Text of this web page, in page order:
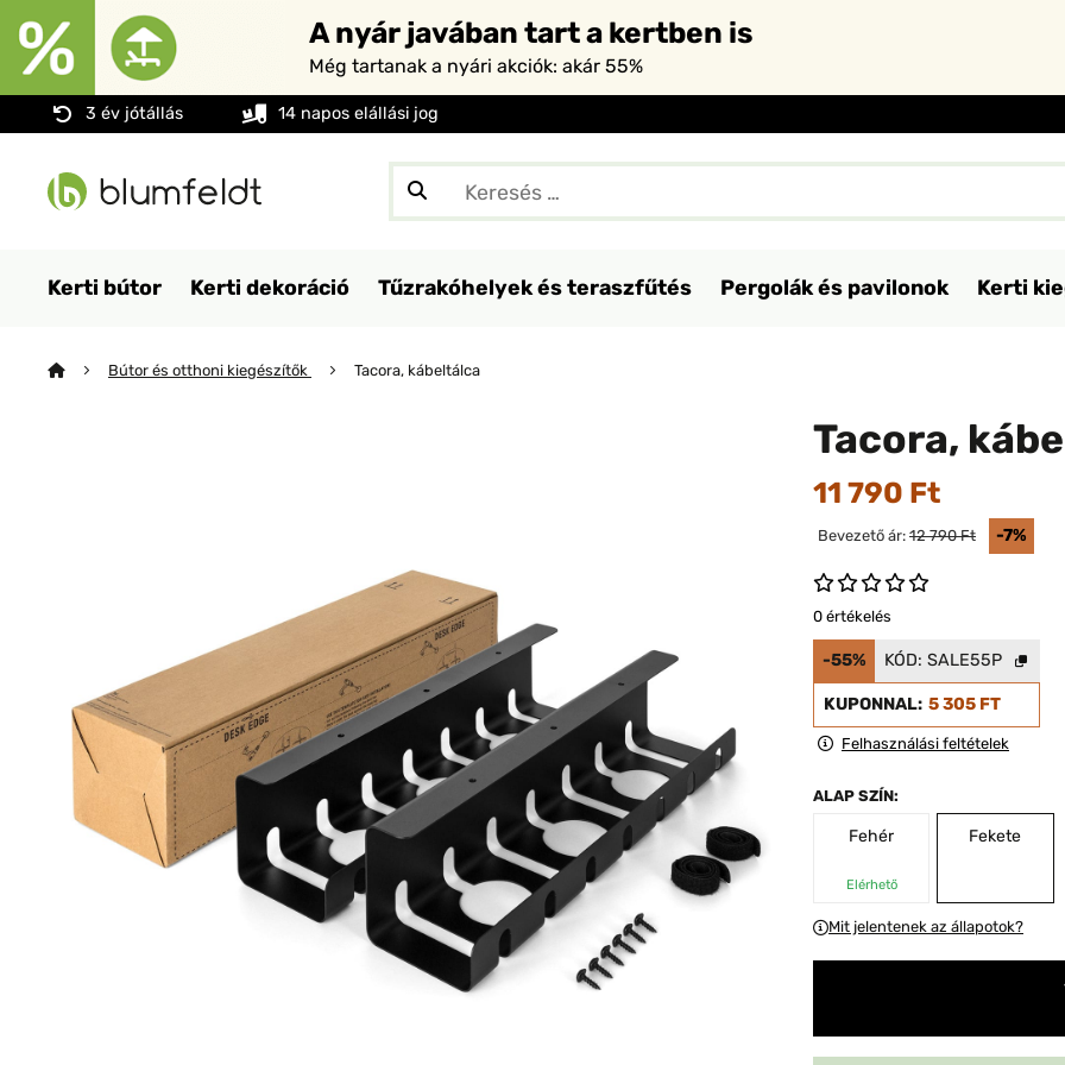
A nyár javában tart a kertben is
Még tartanak a nyári akciók: akár 55%
3 év jótállás 14 napos elállási jog
Kerti bútor Kerti dekoráció Tűzrakóhelyek és teraszfűtés Pergolák és pavilonok Kerti
Bútor és otthoni kiegészítők Tacora, kábeltálca
Tacora,
11 790 Ft
Bevezető ár: 12 790 Ft -7%
0 értékelés
-55% KÓD: SALE55P
KUPONNAL: 5 305 FT
Felhasználási feltételek
ALAP SZÍN:
Fehér
Elérhető
Fekete
Mit jelentenek az állapotok?